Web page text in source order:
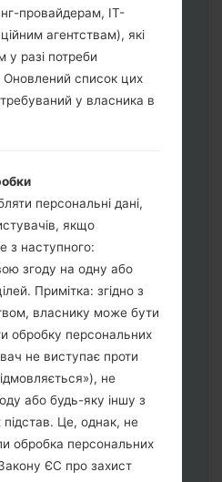
ПК:Odin 3.
та розпакуйте файл
5 (Вибрати 5 файл
для прошивки:
& Region & Operator"
"Country & Region &
у програму Odin 3.
прошити телефон та
налаштувань
у іншому випадку
для
даних.
і увійдіть у
провайдерам, ІТ-
агентствам), які
у разі потреби
список цих
у власника в
персональні дані,
якщо
з наступного:
згоду на одну або
Примітка: згідно з
власнику може бути
обробку персональних
не виступає проти
не
або будь-яку іншу з
Це, однак, не
обробка персональних
ЄС про захист